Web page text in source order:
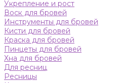
Укрепление и рост
Воск для бровей
Инструменты для бровей
Кисти для бровей
Краска для бровей
Пинцеты для бровей
Хна для бровей
Для ресниц
Ресницы